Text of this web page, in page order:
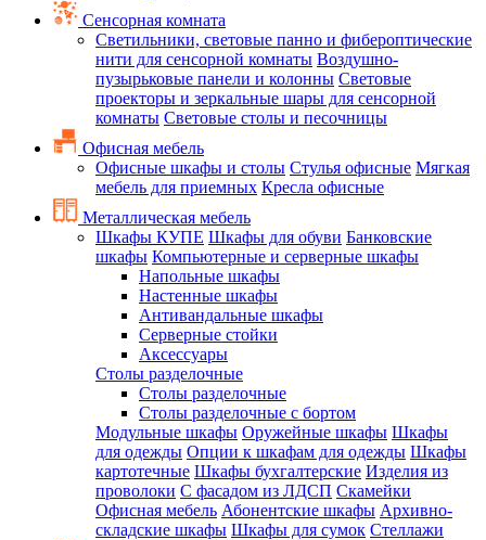
Сенсорная комната
Светильники, световые панно и фибероптические
нити для сенсорной комнаты Воздушно-
пузырьковые панели и колонны Световые
проекторы и зеркальные шары для сенсорной
комнаты Световые столы и песочницы
Офисная мебель
Офисные шкафы и столы Стулья офисные Мягкая
мебель для приемных Кресла офисные
Металлическая мебель
Шкафы КУПЕ Шкафы для обуви Банковские
шкафы Компьютерные и серверные шкафы
Напольные шкафы
Настенные шкафы
Антивандальные шкафы
Серверные стойки
Аксессуары
Столы разделочные
Столы разделочные
Столы разделочные с бортом
Модульные шкафы Оружейные шкафы Шкафы
для одежды Опции к шкафам для одежды Шкафы
картотечные Шкафы бухгалтерские Изделия из
проволоки С фасадом из ЛДСП Скамейки
Офисная мебель Абонентские шкафы Архивно-
складские шкафы Шкафы для сумок Стеллажи